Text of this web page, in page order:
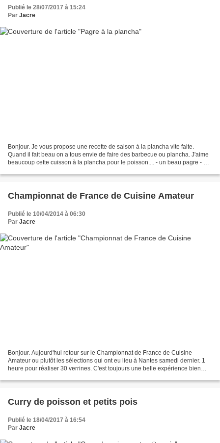
Publié le 28/07/2017 à 15:24
Par Jacre
Bonjour. Je vous propose une recette de saison à la plancha vite faite.
Quand il fait beau on a tous envie de faire des barbecue ou plancha. J'aime
beaucoup cette cuisson à la plancha pour le poisson.... - un beau pagre - de
Championnat de France de Cuisine Amateur
Publié le 10/04/2014 à 06:30
Par Jacre
Bonjour. Aujourd'hui retour sur le Championnat de France de Cuisine
Amateur ou plutôt les sélections qui ont eu lieu à Nantes samedi dernier. 1
heure pour réaliser 30 verrines. C'est toujours une belle expérience bien
Curry de poisson et petits pois
Publié le 18/04/2017 à 16:54
Par Jacre